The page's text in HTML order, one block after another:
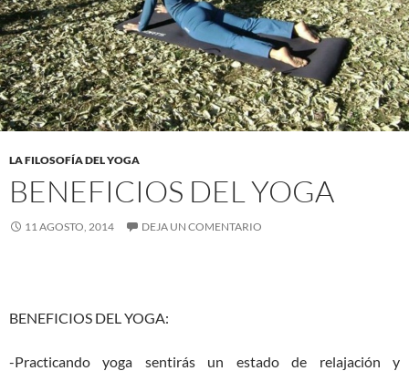
LA FILOSOFÍA DEL YOGA
BENEFICIOS DEL YOGA
11 AGOSTO, 2014 DEJA UN COMENTARIO
BENEFICIOS DEL YOGA:
-Practicando yoga sentirás un estado de relajación y